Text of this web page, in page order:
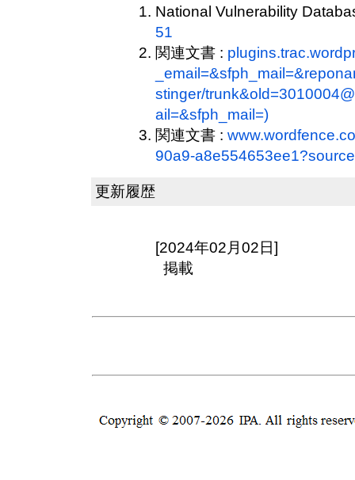
National Vulnerability
51
関連文書 :
stinger/
ail=&sfph_mail=)
関連文書 :
90a9-
更新履歴
[2024年02月02日]
掲載